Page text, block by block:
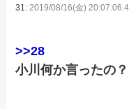
31: 2019/08/16(金)
>>28
小川何か言ったの？